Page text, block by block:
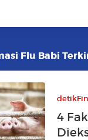
Flu Babi
4